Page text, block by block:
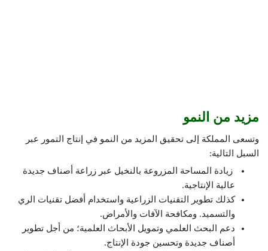
مزيد من النمو
وتسعى المملكة إلى تحقيق المزيد من النمو في إنتاج التمور عبر
السبل التالية:
زيادة المساحة المزروعة بالنخيل عبر زراعة أصناف جديدة
عالية الإنتاجية.
كذلك تطوير التقنيات الزراعية واستخدام أفضل تقنيات الري
والتسميد. ومكافحة الآفات والأمراض.
دعم البحث العلمي وتمويل الأبحاث العلمية؛ من أجل تطوير
أصناف جديدة وتحسين جودة الإنتاج.